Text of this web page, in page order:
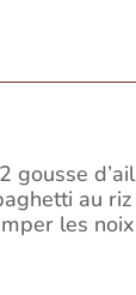
gousse d’ail
au riz
les noix